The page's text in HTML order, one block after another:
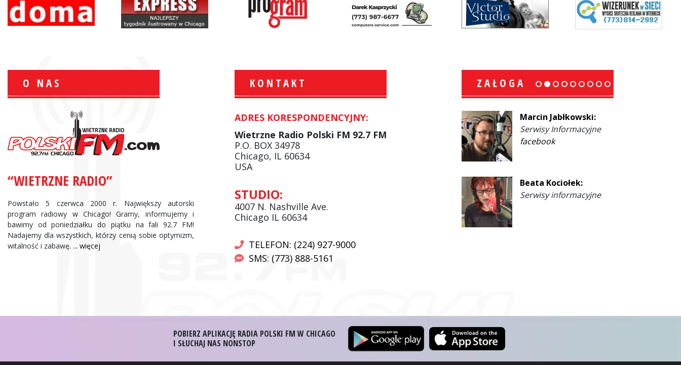
O NAS
“WIETRZNE RADIO”
Powstało 5 czerwca 2000 r. Największy autorski
program radiowy w Chicago! Gramy, informujemy i
bawimy od poniedziałku do piątku na fali 92.7 FM!
Nadajemy dla wszystkich, którzy cenią sobie optymizm,
witalność i zabawę. ... więcej
KONTAKT
ADRES KORESPONDENCYJNY:
Wietrzne Radio Polski FM 92.7 FM
P.O. BOX 34978
Chicago, IL 60634
USA
STUDIO:
4007 N. Nashville Ave.
Chicago IL 60634
TELEFON: (224) 927-9000
SMS: (773) 888-5161
ZAŁOGA
Informacje Giełdowe
Krzysztof Wawer:
Komentator
facebook
Marcin Jabłkowski:
Serwisy Informacyjne
facebook
Beata Kociołek:
Serwisy informacyjne
POBIERZ APLIKACJĘ RADIA POLSKI FM W CHICAGO
I SŁUCHAJ NAS NONSTOP